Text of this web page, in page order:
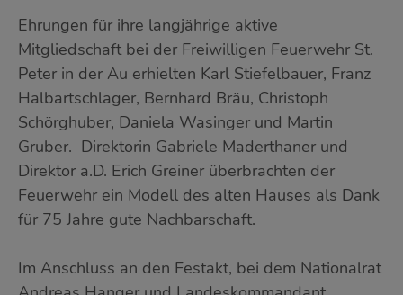
Ehrungen für ihre langjährige aktive
Mitgliedschaft bei der Freiwilligen Feuerwehr St.
Peter in der Au erhielten Karl Stiefelbauer, Franz
Halbartschlager, Bernhard Bräu, Christoph
Schörghuber, Daniela Wasinger und Martin
Gruber. Direktorin Gabriele Maderthaner und
Direktor a.D. Erich Greiner überbrachten der
Feuerwehr ein Modell des alten Hauses als Dank
für 75 Jahre gute Nachbarschaft.
Im Anschluss an den Festakt, bei dem Nationalrat